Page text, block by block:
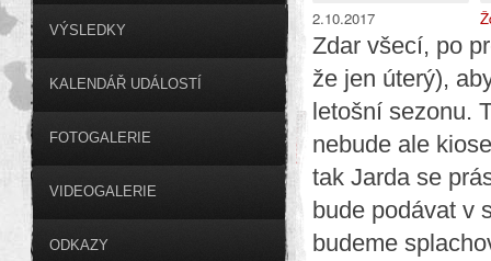
2.10.2017
Zdar všecí, po
že jen úterý),
letošní sezonu.
nebude ale
tak Jarda se
bude podávat v
budeme
VÝSLEDKY
KALENDÁŘ UDÁLOSTÍ
FOTOGALERIE
VIDEOGALERIE
ODKAZY